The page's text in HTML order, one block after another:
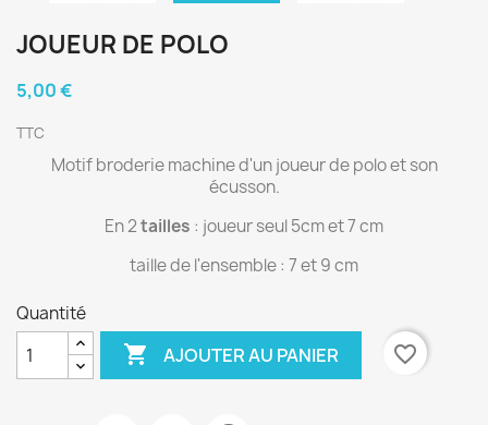
JOUEUR DE POLO
5,00 €
TTC
Motif broderie machine d'un joueur de polo et son
écusson.
En 2tailles : joueur seul 5cm et 7 cm
taille de l'ensemble : 7 et 9 cm
Quantité
 AJOUTER AU PANIER favorite_border